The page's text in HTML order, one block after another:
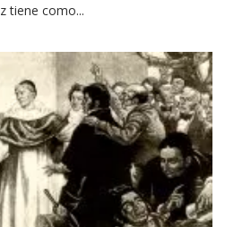
tiene como...